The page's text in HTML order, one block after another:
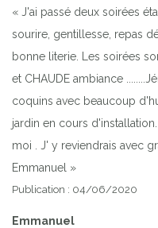
« J'ai passé deux soirées
sourire, gentillesse, repas
bonne literie. Les soirées
et CHAUDE ambiance
coquins avec beaucoup
jardin en cours
moi . J' y reviendrais avec
Emmanuel »
Publication : 04/06/2020
Emmanuel